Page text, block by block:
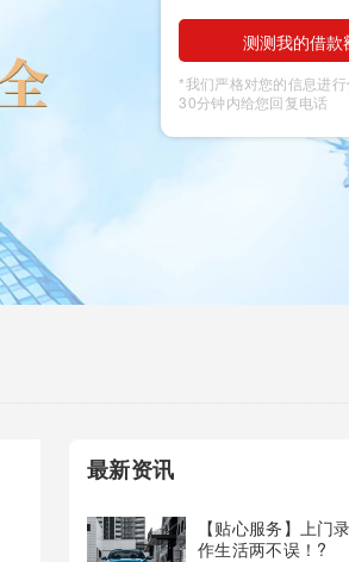
测测我的借款
*我们严格对您的信息进
30分钟内给您回复电话
最新资讯
【贴心服务】上门
作生活两不误！?